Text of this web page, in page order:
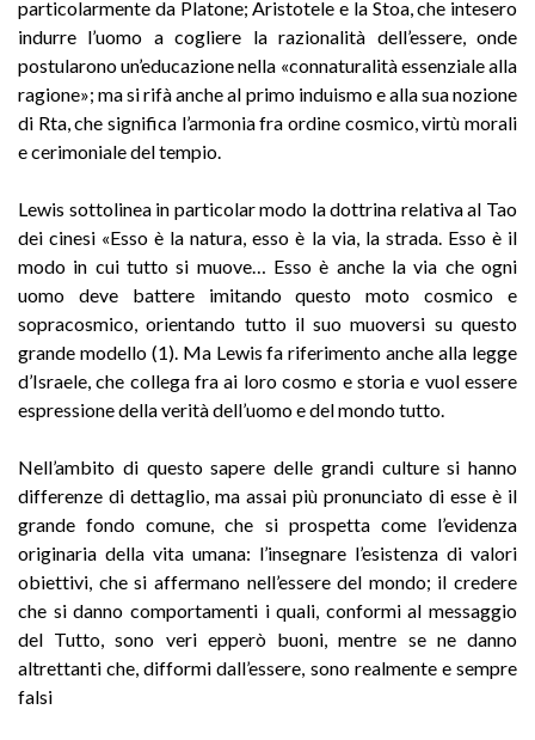
particolarmente da Platone; Aristotele e la Stoa, che intesero
indurre l’uomo a cogliere la razionalità dell’essere, onde
postularono un’educazione nella «connaturalità essenziale alla
ragione»; ma si rifà anche al primo induismo e alla sua nozione
di Rta, che significa l’armonia fra ordine cosmico, virtù morali
e cerimoniale del tempio.
Lewis sottolinea in particolar modo la dottrina relativa al Tao
dei cinesi «Esso è la natura, esso è la via, la strada. Esso è il
modo in cui tutto si muove… Esso è anche la via che ogni
uomo deve battere imitando questo moto cosmico e
sopracosmico, orientando tutto il suo muoversi su questo
grande modello (1). Ma Lewis fa riferimento anche alla legge
d’Israele, che collega fra ai loro cosmo e storia e vuol essere
espressione della verità dell’uomo e del mondo tutto.
Nell’ambito di questo sapere delle grandi culture si hanno
differenze di dettaglio, ma assai più pronunciato di esse è il
grande fondo comune, che si prospetta come l’evidenza
originaria della vita umana: l’insegnare l’esistenza di valori
obiettivi, che si affermano nell’essere del mondo; il credere
che si danno comportamenti i quali, conformi al messaggio
del Tutto, sono veri epperò buoni, mentre se ne danno
altrettanti che, difformi dall’essere, sono realmente e sempre
falsi